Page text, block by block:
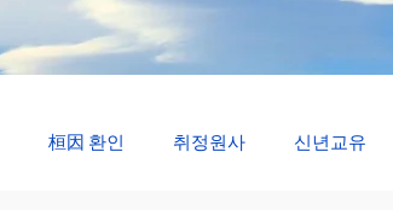
桓因 환인 취정원사 신년교유